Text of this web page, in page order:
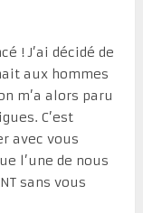
! J’ai décidé de
aux hommes
m’a alors paru
C’est
avec vous
l’une de nous
sans vous